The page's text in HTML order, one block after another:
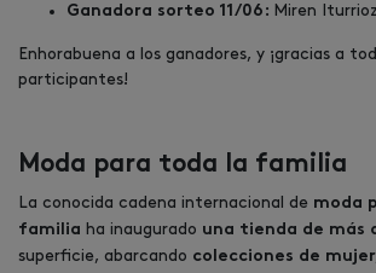
Ganadora sorteo 11/06: Miren
Enhorabuena a los ganadores, y ¡gracias a
participantes!
Moda para toda la familia
La conocida cadena internacional de moda
familia ha inaugurado una tienda de más
superficie, abarcando colecciones de